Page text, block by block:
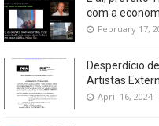
com a
February 17,
Desperdício
Artistas
April 16, 2024